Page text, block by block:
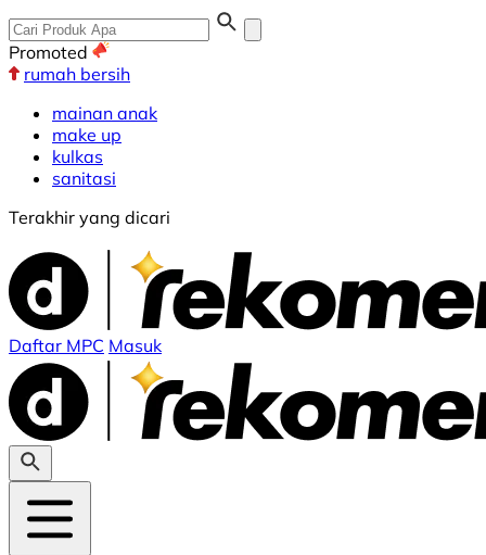
Promoted
rumah bersih
mainan anak
make up
kulkas
sanitasi
Terakhir yang dicari
Daftar MPC Masuk